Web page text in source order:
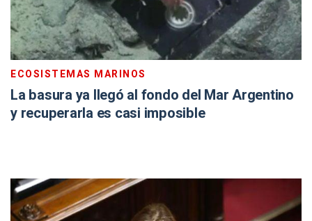
ECOSISTEMAS MARINOS
La basura ya llegó al fondo del Mar Argentino
y recuperarla es casi imposible